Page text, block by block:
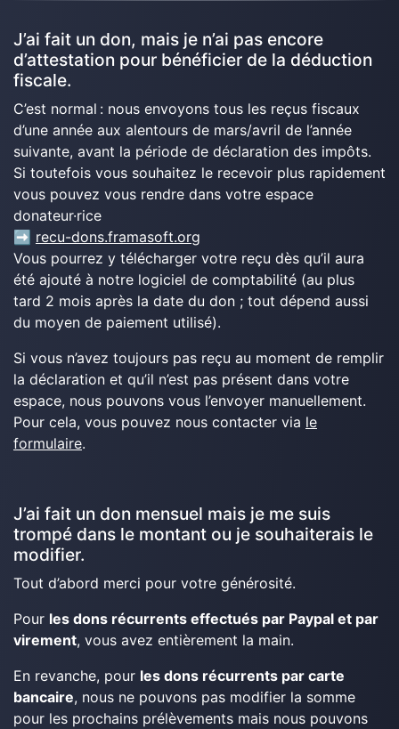
J’ai fait un don, mais je n’ai pas encore
d’attestation pour bénéficier de la déduction
fiscale.
C’est normal : nous envoyons tous les reçus fiscaux
d’une année aux alentours de mars/avril de l’année
suivante, avant la période de déclaration des impôts.
Si toutefois vous souhaitez le recevoir plus rapidement
vous pouvez vous rendre dans votre espace
donateur·rice
➡️ recu-dons.framasoft.org
Vous pourrez y télécharger votre reçu dès qu’il aura
été ajouté à notre logiciel de comptabilité (au plus
tard 2 mois après la date du don ; tout dépend aussi
du moyen de paiement utilisé).
Si vous n’avez toujours pas reçu au moment de remplir
la déclaration et qu’il n’est pas présent dans votre
espace, nous pouvons vous l’envoyer manuellement.
Pour cela, vous pouvez nous contacter via le
formulaire.
J’ai fait un don mensuel mais je me suis
trompé dans le montant ou je souhaiterais le
modifier.
Tout d’abord merci pour votre générosité.
Pour les dons récurrents effectués par Paypal et par
virement, vous avez entièrement la main.
En revanche, pour les dons récurrents par carte
bancaire, nous ne pouvons pas modifier la somme
pour les prochains prélèvements mais nous pouvons